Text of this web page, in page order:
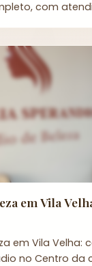
com
em Vila
em Vila Velha:
no Centro da